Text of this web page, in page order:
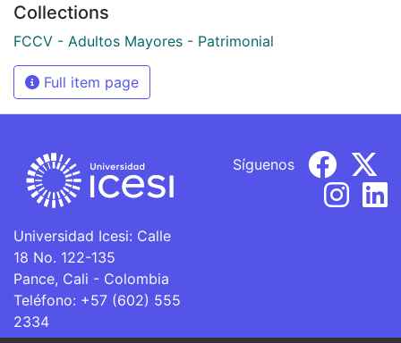
Collections
FCCV - Adultos Mayores - Patrimonial
Full item page
Universidad Icesi: Calle
18 No. 122-135
Pance, Cali - Colombia
Teléfono: +57 (602) 555
2334
Síguenos